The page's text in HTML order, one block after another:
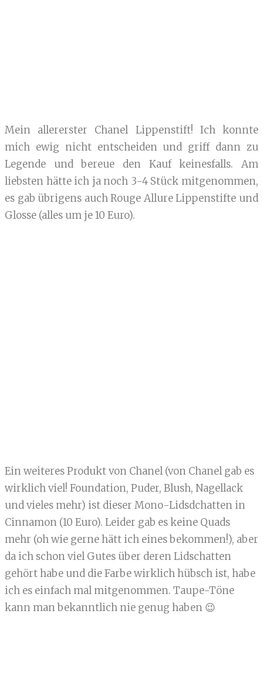
Mein allererster Chanel Lippenstift! Ich konnte
mich ewig nicht entscheiden und griff dann zu
Legende und bereue den Kauf keinesfalls. Am
liebsten hätte ich ja noch 3-4 Stück mitgenommen,
es gab übrigens auch Rouge Allure Lippenstifte und
Glosse (alles um je 10 Euro).
Ein weiteres Produkt von Chanel (von Chanel gab es
wirklich viel! Foundation, Puder, Blush, Nagellack
und vieles mehr) ist dieser Mono-Lidsdchatten in
Cinnamon (10 Euro). Leider gab es keine Quads
mehr (oh wie gerne hätt ich eines bekommen!), aber
da ich schon viel Gutes über deren Lidschatten
gehört habe und die Farbe wirklich hübsch ist, habe
ich es einfach mal mitgenommen. Taupe-Töne
kann man bekanntlich nie genug haben 😉